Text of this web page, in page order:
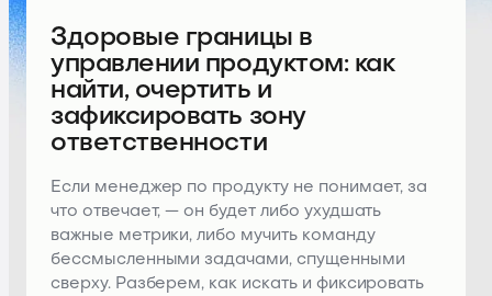
Здоровые границы в
управлении продуктом: как
найти, очертить и
зафиксировать зону
ответственности
Если менеджер по продукту не понимает, за
что отвечает, — он будет либо ухудшать
важные метрики, либо мучить команду
бессмысленными задачами, спущенными
сверху. Разберем, как искать и фиксировать